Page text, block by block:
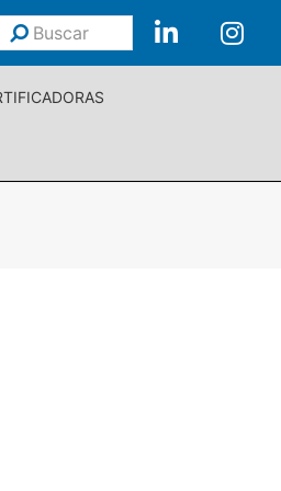
Buscar